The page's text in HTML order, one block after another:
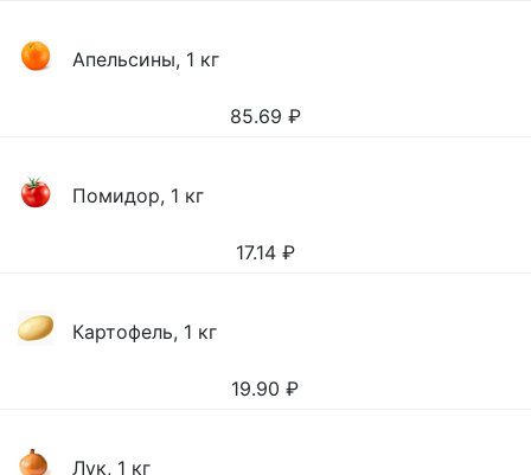
Апельсины, 1 кг
85.69 ₽
Помидор, 1 кг
17.14 ₽
Картофель, 1 кг
19.90 ₽
Лук, 1 кг